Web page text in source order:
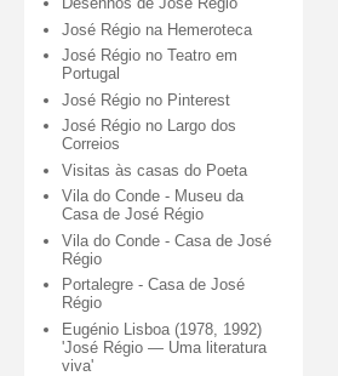
José Régio na Hemeroteca
José Régio no Teatro em
Portugal
José Régio no Pinterest
José Régio no Largo dos
Correios
Visitas às casas do Poeta
Vila do Conde - Museu da
Casa de José Régio
Vila do Conde - Casa de José
Régio
Portalegre - Casa de José
Régio
Eugénio Lisboa (1978, 1992)
'José Régio — Uma literatura
viva'